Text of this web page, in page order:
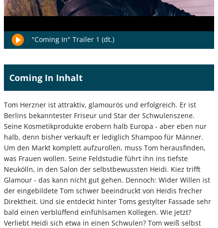
"Coming In" Trailer 1 (dt.)
Coming In Inhalt
Tom Herzner ist attraktiv, glamourös und erfolgreich. Er ist
Berlins bekanntester Friseur und Star der Schwulenszene.
Seine Kosmetikprodukte erobern halb Europa - aber eben nur
halb, denn bisher verkauft er lediglich Shampoo für Männer.
Um den Markt komplett aufzurollen, muss Tom herausfinden,
was Frauen wollen. Seine Feldstudie führt ihn ins tiefste
Neukölln, in den Salon der selbstbewussten Heidi. Kiez trifft
Glamour - das kann nicht gut gehen. Dennoch: Wider Willen ist
der eingebildete Tom schwer beeindruckt von Heidis frecher
Direktheit. Und sie entdeckt hinter Toms gestylter Fassade sehr
bald einen verblüffend einfühlsamen Kollegen. Wie jetzt?
Verliebt Heidi sich etwa in einen Schwulen? Tom weiß selbst